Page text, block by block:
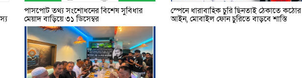
পাসপোর্ট তথ্য সংশোধনের বিশেষ সুবিধার
মেয়াদ বাড়িয়ে ৩১ ডিসেম্বর
স্পেনে ধারাবাহিক চুরি ছিনতাই ঠেকাতে কঠোর
আইন, মোবাইল ফোন চুরিতে বাড়বে শাস্তি